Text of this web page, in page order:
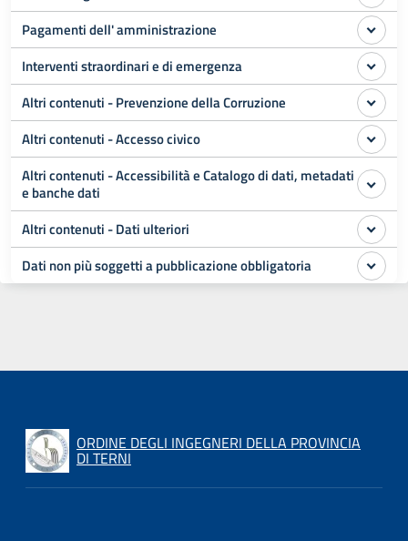
Pagamenti dell' amministrazione
Interventi straordinari e di emergenza
Altri contenuti - Prevenzione della Corruzione
Altri contenuti - Accesso civico
Altri contenuti - Accessibilità e Catalogo di dati, metadati
e banche dati
Altri contenuti - Dati ulteriori
Dati non più soggetti a pubblicazione obbligatoria
ORDINE DEGLI INGEGNERI DELLA PROVINCIA
DI TERNI